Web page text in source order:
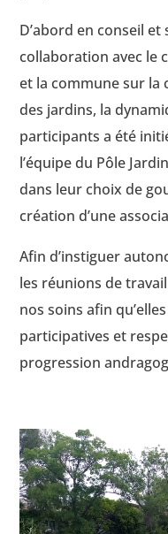
D’abord en conseil et
collaboration avec le
et la commune sur la
des jardins, la
participants a été
l’équipe du Pôle
dans leur choix de
création d’une
Afin d’instiguer
les réunions de
nos soins afin
participatives et
progression